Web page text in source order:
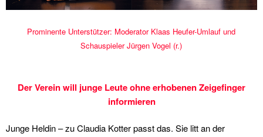
Prominente Unterstützer: Moderator Klaas Heufer-Umlauf und
Schauspieler Jürgen Vogel (r.)
Der Verein will junge Leute ohne erhobenen Zeigefinger
informieren
Junge Heldin – zu Claudia Kotter passt das. Sie litt an der